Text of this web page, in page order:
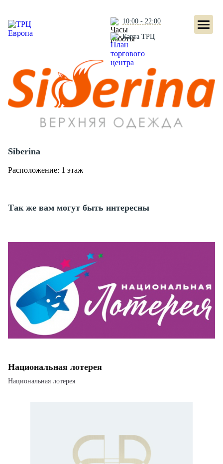
10:00 - 22:00
Карта ТРЦ
Siberina
Расположение: 1 этаж
Так же вам могут быть интересны
Национальная лотерея
Национальная лотерея